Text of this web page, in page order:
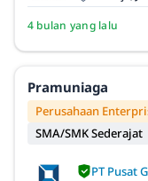
4 bulan yang lalu
Pramuniaga
Perusahaan
SMA/SMK Sederajat
PT Pusat